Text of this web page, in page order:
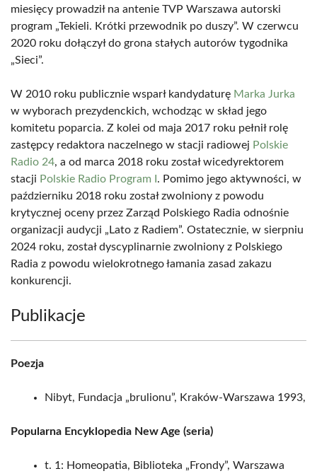
miesięcy prowadził na antenie TVP Warszawa autorski
program „Tekieli. Krótki przewodnik po duszy”. W czerwcu
2020 roku dołączył do grona stałych autorów tygodnika
„Sieci”.
W 2010 roku publicznie wsparł kandydaturę Marka Jurka
w wyborach prezydenckich, wchodząc w skład jego
komitetu poparcia. Z kolei od maja 2017 roku pełnił rolę
zastępcy redaktora naczelnego w stacji radiowej Polskie
Radio 24, a od marca 2018 roku został wicedyrektorem
stacji Polskie Radio Program I . Pomimo jego aktywności, w
październiku 2018 roku został zwolniony z powodu
krytycznej oceny przez Zarząd Polskiego Radia odnośnie
organizacji audycji „Lato z Radiem”. Ostatecznie, w sierpniu
2024 roku, został dyscyplinarnie zwolniony z Polskiego
Radia z powodu wielokrotnego łamania zasad zakazu
konkurencji.
Publikacje
Poezja
Nibyt, Fundacja „brulionu”, Kraków-Warszawa 1993,
Popularna Encyklopedia New Age (seria)
t. 1: Homeopatia, Biblioteka „Frondy”, Warszawa